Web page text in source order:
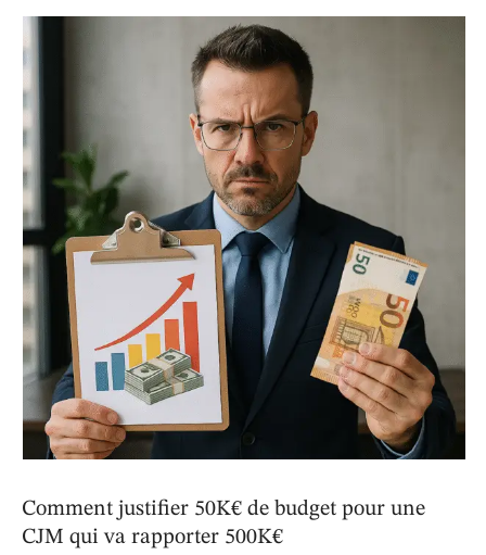
Comment justifier 50K€ de budget pour une
CJM qui va rapporter 500K€